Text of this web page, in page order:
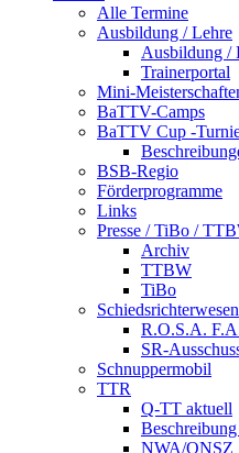
Alle Termine
Ausbildung / Lehre
Ausbildung /
Trainerportal
Mini-
BaTTV-Camps
BaTTV Cup -
BSB-Regio
Förderprogramme
Links
Presse / TiBo /
Archiv
TTBW
TiBo
Schiedsrichterwesen
R.O.S.A.
SR-
Schnuppermobil
TTR
Q-TT aktuell
NWA/QNSZ